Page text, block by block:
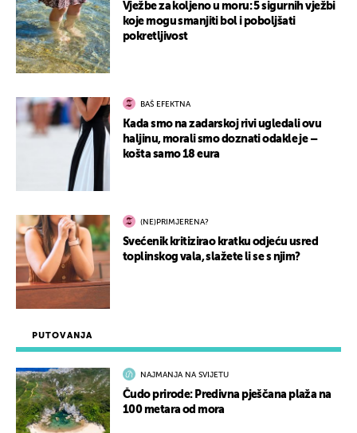
PUTOVANJA
NAJMANJA NA SVIJETU
Čudo prirode: Predivna pješčana plaža na
100 metara od mora
Vježbe za koljeno u moru: 5 sigurnih vježbi
koje mogu smanjiti bol i poboljšati
pokretljivost
BAŠ EFEKTNA
Kada smo na zadarskoj rivi ugledali ovu
haljinu, morali smo doznati odakle je –
košta samo 18 eura
(NE)PRIMJERENA?
Svećenik kritizirao kratku odjeću usred
toplinskog vala, slažete li se s njim?